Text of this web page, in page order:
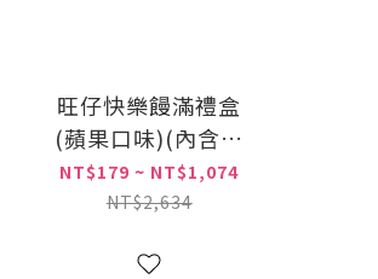
旺仔快樂饅滿禮盒
(蘋果口味)(內含仿
真造型撲滿乙個)(效
期過半品，購買前
NT$179 ~ NT$1,074
NT$2,634